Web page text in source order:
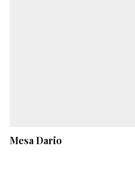
Mesa Dario